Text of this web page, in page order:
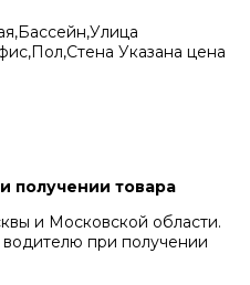
Указана цена
получении товара
и Московской области.
при получении